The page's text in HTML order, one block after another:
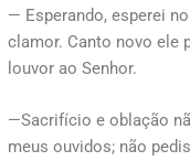
— Esperando, esperei
clamor. Canto novo ele
louvor ao Senhor.
—Sacrifício e oblação
meus ouvidos; não